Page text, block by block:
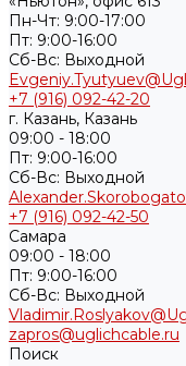
Пн-Чт: 9:00-17:00
Пт: 9:00-16:00
Cб-Вс: Выходной
+7 (916) 092-42-20
г. Казань, Казань
09:00 - 18:00
Пт: 9:00-16:00
Cб-Вс: Выходной
+7 (916) 092-42-50
Самара
09:00 - 18:00
Пт: 9:00-16:00
Cб-Вс: Выходной
zapros@uglichcable.ru
Поиск